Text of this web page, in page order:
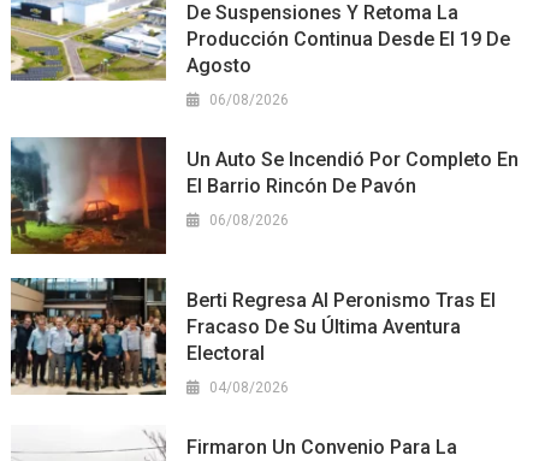
De Suspensiones Y Retoma La
Producción Continua Desde El 19 De
Agosto
06/08/2026
Un Auto Se Incendió Por Completo En
El Barrio Rincón De Pavón
06/08/2026
Berti Regresa Al Peronismo Tras El
Fracaso De Su Última Aventura
Electoral
04/08/2026
Firmaron Un Convenio Para La